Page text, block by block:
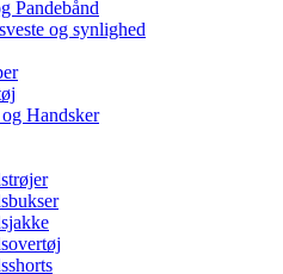
Pandebånd
og synlighed
Handsker